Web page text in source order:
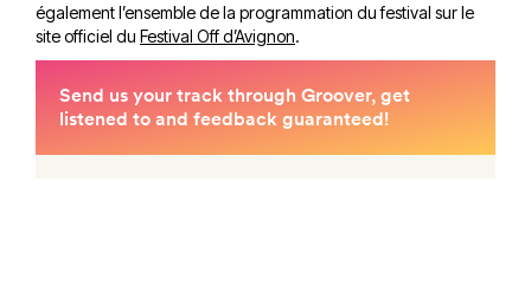
également l’ensemble de la programmation du festival sur le
site officiel du Festival Off d’Avignon.